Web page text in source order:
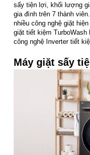
sấy tiện lợi, khối lượng
gia đình trên 7 thành
nhiều công nghệ giặt
giặt tiết kiệm TurboWash
công nghệ Inverter tiết
Máy giặt sấy